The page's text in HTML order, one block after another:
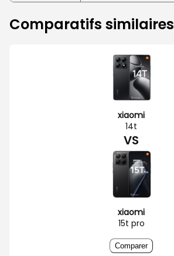
Comparatifs similaires
xiaomi
14t
VS
xiaomi
15t pro
Comparer